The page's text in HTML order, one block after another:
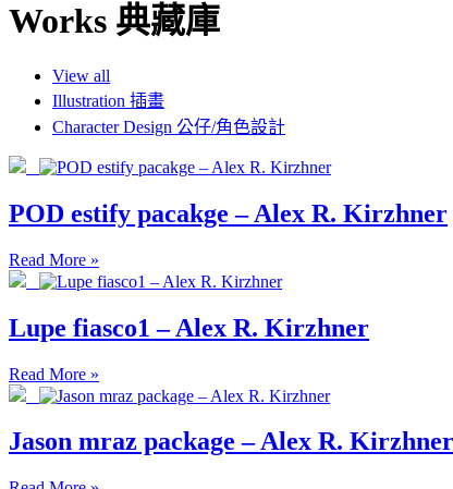
Works 典藏庫
View all
Illustration 插畫
Character Design 公仔/角色設計
POD estify pacakge – Alex R. Kirzhner
Read More »
Lupe fiasco1 – Alex R. Kirzhner
Read More »
Jason mraz package – Alex R. Kirzhner